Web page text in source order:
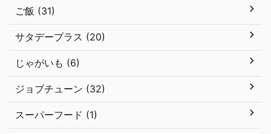
ご飯 (31)
サタデープラス (20)
じゃがいも (6)
ジョブチューン (32)
スーパーフード (1)